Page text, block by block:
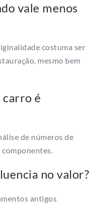
vale menos
costuma ser
mesmo bem
carro é
de números de
no valor?
antigos